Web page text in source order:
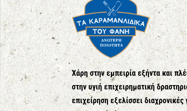
Χάρη στην εμπειρία εξήντα και
στην υγιή επιχειρηματική
επιχείρηση εξελίσσει διαχρονικές